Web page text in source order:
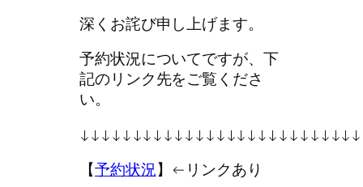
深くお詫び申し上げます。
予約状況についてですが、下
記のリンク先をご覧くださ
い。
【予約状況】←リンクあり